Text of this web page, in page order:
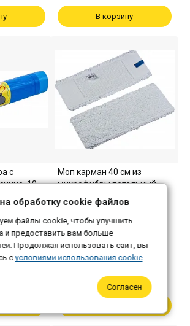
В корзину
с
10
74×84 см
Моп карман 40 см из
микрофибры петельный
«Барашек», белый
317 ₽
Самовывоз: 307 ₽
Количество:1
обработку cookie файлов
файлы cookie, чтобы улучшить
и предоставить вам больше
Продолжая использовать сайт, вы
сусловиями использования cookie.
Согласен